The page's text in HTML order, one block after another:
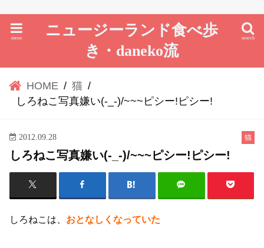
ニュージーランド食べ歩
き・daneko流
search
menu
HOME
猫
しろねこ写真嫌い(-_-)/~~~ピシー!ピシー!
猫
2012.09.28
しろねこ写真嫌い(-_-)/~~~ピシー!ピシー!
しろねこは、 おとなしくなっていた